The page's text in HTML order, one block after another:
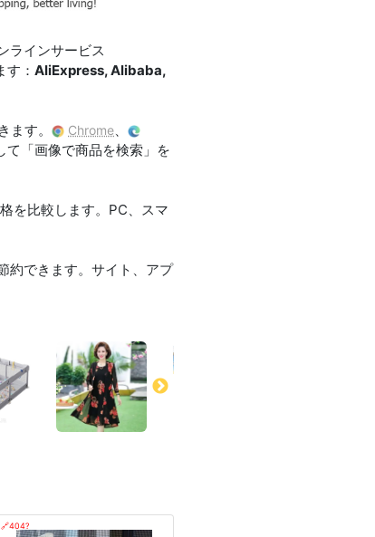
ラインサービス
： AliExpress, Alibaba,
す。 Chrome、
て「画像で商品を検索」を
を比較します。PC、スマ
約できます。サイト、アプ
🔗404?